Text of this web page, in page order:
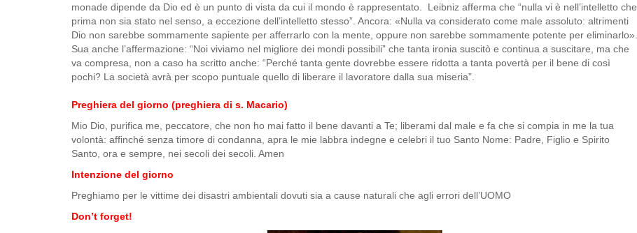
monade dipende da Dio ed è un punto di vista da cui il mondo è rappresentato. Leibniz afferma che “nulla vi è nell’intelletto che
prima non sia stato nel senso, a eccezione dell’intelletto stesso”. Ancora: «Nulla va considerato come male assoluto: altrimenti
Dio non sarebbe sommamente sapiente per afferrarlo con la mente, oppure non sarebbe sommamente potente per eliminarlo».
Sua anche l’affermazione: “Noi viviamo nel migliore dei mondi possibili” che tanta ironia suscitò e continua a suscitare, ma che
va compresa, non a caso ha scritto anche: “Perché tanta gente dovrebbe essere ridotta a tanta povertà per il bene di così
pochi? La società avrà per scopo puntuale quello di liberare il lavoratore dalla sua miseria”.
Preghiera del giorno (preghiera di s. Macario)
Mio Dio, purifica me, peccatore, che non ho mai fatto il bene davanti a Te; liberami dal male e fa che si compia in me la tua
volontà: affinché senza timore di condanna, apra le mie labbra indegne e celebri il tuo Santo Nome: Padre, Figlio e Spirito
Santo, ora e sempre, nei secoli dei secoli. Amen
Intenzione del giorno
Preghiamo per le vittime dei disastri ambientali dovuti sia a cause naturali che agli errori dell’UOMO
Don’t forget!